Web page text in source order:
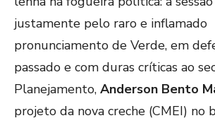
justamente pelo raro e inflamado
pronunciamento de Verde, em
passado e com duras críticas ao
Planejamento, Anderson Bento
projeto da nova creche (CMEI) no